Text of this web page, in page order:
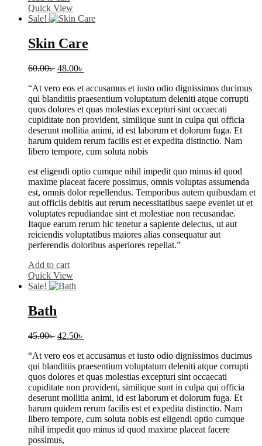
Quick View
Sale!
Skin Care
60.00৳ Original
was:
60.00৳ .
48.00৳
is:
48.00৳ .
“At vero eos et accusamus et iusto odio dignissimos ducimus
qui blanditiis praesentium voluptatum deleniti atque corrupti
quos dolores et quas molestias excepturi sint occaecati
cupiditate non provident, similique sunt in culpa qui officia
deserunt mollitia animi, id est laborum et dolorum fuga. Et
harum quidem rerum facilis est et expedita distinctio. Nam
libero tempore, cum soluta nobis
est eligendi optio cumque nihil impedit quo minus id quod
maxime placeat facere possimus, omnis voluptas assumenda
est, omnis dolor repellendus. Temporibus autem quibusdam et
aut officiis debitis aut rerum necessitatibus saepe eveniet ut et
voluptates repudiandae sint et molestiae non recusandae.
Itaque earum rerum hic tenetur a sapiente delectus, ut aut
reiciendis voluptatibus maiores alias consequatur aut
perferendis doloribus asperiores repellat.”
Add to cart
Quick View
Sale!
Bath
45.00৳ Original
was:
45.00৳ .
42.50৳
is:
42.50৳ .
“At vero eos et accusamus et iusto odio dignissimos ducimus
qui blanditiis praesentium voluptatum deleniti atque corrupti
quos dolores et quas molestias excepturi sint occaecati
cupiditate non provident, similique sunt in culpa qui officia
deserunt mollitia animi, id est laborum et dolorum fuga. Et
harum quidem rerum facilis est et expedita distinctio. Nam
libero tempore, cum soluta nobis est eligendi optio cumque
nihil impedit quo minus id quod maxime placeat facere
possimus,